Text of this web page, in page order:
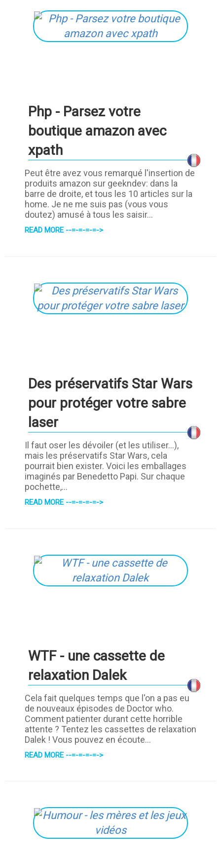
Php - Parsez votre
boutique amazon avec
xpath
Peut être avez vous remarqué l'insertion de
produits amazon sur geekndev: dans la
barre de droite, et tous les 10 articles sur la
home. Je ne me suis pas (vous vous
doutez) amusé à tous les saisir...
READ MORE --=-=-=-=->
Des préservatifs Star Wars
pour protéger votre sabre
laser
Il faut oser les dévoiler (et les utiliser...),
mais les préservatifs Star Wars, cela
pourrait bien exister. Voici les emballages
imaginés par Benedetto Papi. Sur chaque
pochette,...
READ MORE --=-=-=-=->
WTF - une cassette de
relaxation Dalek
Cela fait quelques temps que l'on a pas eu
de nouveaux épisodes de Doctor who.
Comment patienter durant cette horrible
attente ? Tentez les cassettes de relaxation
Dalek ! Vous pouvez en écoute...
READ MORE --=-=-=-=->